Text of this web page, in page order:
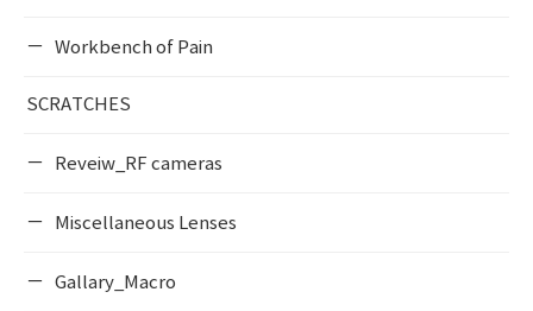
Workbench of Pain
SCRATCHES
Reveiw_RF cameras
Miscellaneous Lenses
Gallary_Macro